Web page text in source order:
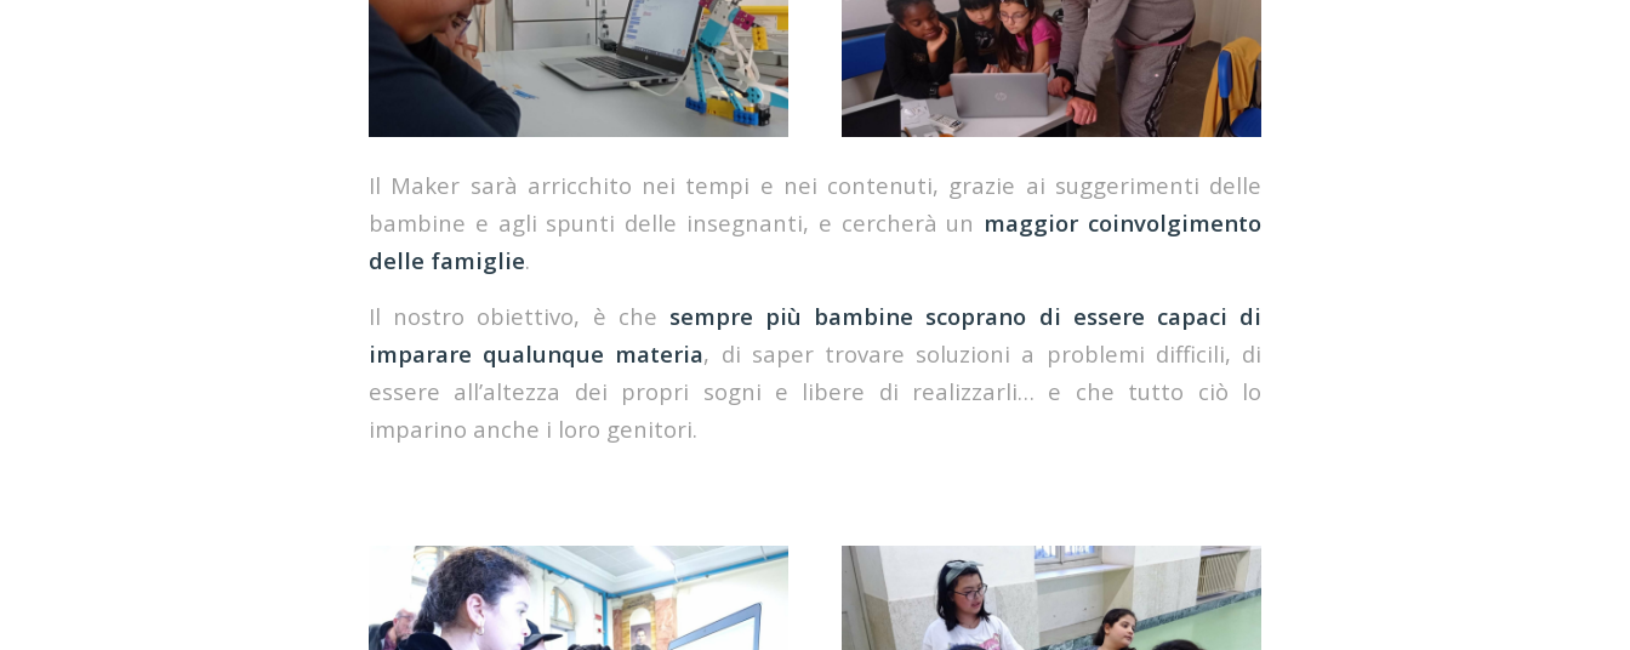
Il Maker sarà arricchito nei tempi e nei contenuti, grazie ai suggerimenti delle
bambine e agli spunti delle insegnanti, e cercherà un maggior coinvolgimento
delle famiglie.
Il nostro obiettivo, è che sempre più bambine scoprano di essere capaci di
imparare qualunque materia, di saper trovare soluzioni a problemi difficili, di
essere all’altezza dei propri sogni e libere di realizzarli… e che tutto ciò lo
imparino anche i loro genitori.